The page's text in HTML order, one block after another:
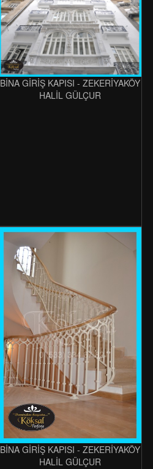
BİNA GİRİŞ KAPISI - ZEKERİYAKÖY
HALİL GÜLÇUR
BİNA GİRİŞ KAPISI - ZEKERİYAKÖY
HALİL GÜLÇUR